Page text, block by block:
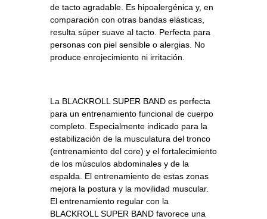
de tacto agradable. Es hipoalergénica y, en
comparación con otras bandas elásticas,
resulta súper suave al tacto. Perfecta para
personas con piel sensible o alergias. No
produce enrojecimiento ni irritación.
La BLACKROLL SUPER BAND es perfecta
para un entrenamiento funcional de cuerpo
completo. Especialmente indicado para la
estabilización de la musculatura del tronco
(entrenamiento del core) y el fortalecimiento
de los músculos abdominales y de la
espalda. El entrenamiento de estas zonas
mejora la postura y la movilidad muscular.
El entrenamiento regular con la
BLACKROLL SUPER BAND favorece una